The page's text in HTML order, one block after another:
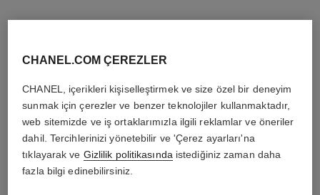
THE PERFECT MATCH
CHANEL.COM ÇEREZLER
CHANEL, içerikleri kişiselleştirmek ve size özel bir deneyim
sunmak için çerezler ve benzer teknolojiler kullanmaktadır,
web sitemizde ve iş ortaklarımızla ilgili reklamlar ve öneriler
dahil. Tercihlerinizi yönetebilir ve 'Çerez ayarları'na
tıklayarak ve Gizlilik politikasında istediğiniz zaman daha
fazla bilgi edinebilirsiniz.